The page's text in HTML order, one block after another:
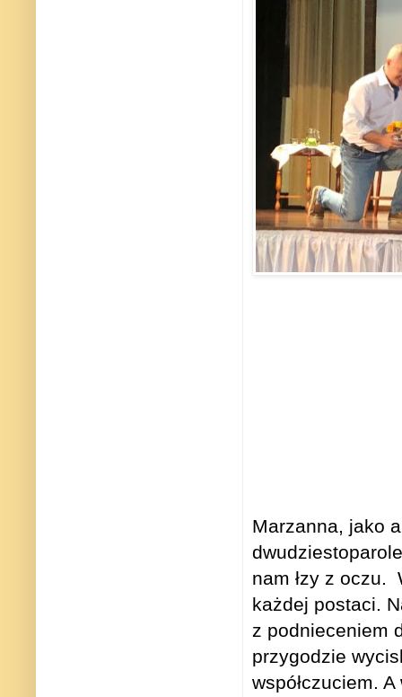
Marzanna, jako
nam łzy z oczu.
każdej postaci.
z podnieceniem
przygodzie
współczuciem.